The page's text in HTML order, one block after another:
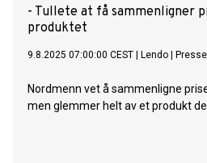
- Tullete at få sammenligner
produktet
9.8.2025 07:00:00 CEST Lendo
Nordmenn vet å sammenligne
men glemmer helt av et produkt